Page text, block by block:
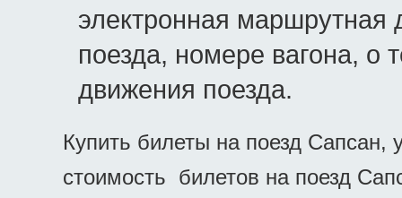
электронная
поезда, номере вагона, о
движения поезда.
Купить билеты на поезд Сапсан,
стоимость билетов на поезд